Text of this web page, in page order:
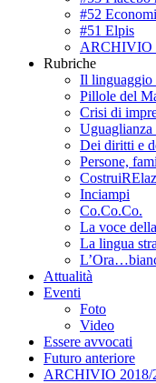
#52
#51 Elpis
ARCHIVIO
Rubriche
Il linguaggio
Pillole del
Crisi di
Uguaglianza
Dei diritti e
Persone,
Inciampi
Co.Co.Co.
La voce
La lingua
Attualità
Eventi
Foto
Video
Essere avvocati
Futuro anteriore
ARCHIVIO 2018/